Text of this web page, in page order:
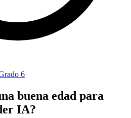
6
buena edad para
IA?